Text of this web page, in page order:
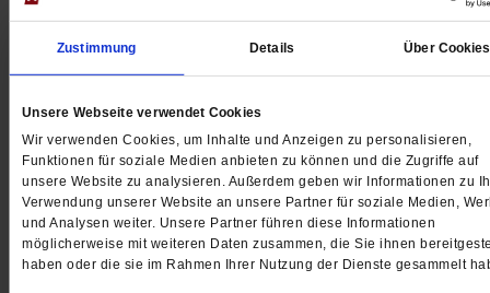
Zustimmung Details Über Cookies
Unsere Webseite verwendet Cookies
Wir verwenden Cookies, um Inhalte und Anzeigen zu personalisieren,
Funktionen für soziale Medien anbieten zu können und die Zugriffe auf
unsere Website zu analysieren. Außerdem geben wir Informationen zu
Verwendung unserer Website an unsere Partner für soziale Medien,
und Analysen weiter. Unsere Partner führen diese Informationen
möglicherweise mit weiteren Daten zusammen, die Sie ihnen
haben oder die sie im Rahmen Ihrer Nutzung der Dienste gesammelt
wissen. Ein Pro- und Contra lesen Sie hier
/mehr
Jürgen Kaiser 4 Kommentare